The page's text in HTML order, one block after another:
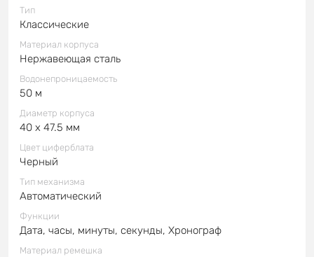
Тип
Классические
Материал корпуса
Нержавеющая сталь
Водонепроницаемость
50 м
Диаметр корпуса
40 x 47.5 мм
Цвет циферблата
Черный
Тип механизма
Автоматический
Функции
Дата, часы, минуты, секунды, Хронограф
Материал ремешка